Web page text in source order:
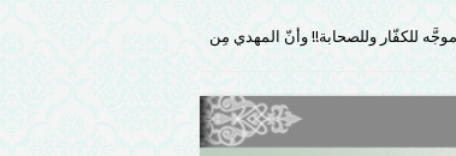
للكفّار وللصحابة!! وأنّ المهدي مِن